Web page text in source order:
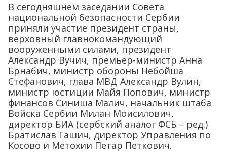
В сегодняшнем заседании Совета
национальной безопасности Сербии
приняли участие президент страны,
верховный главнокомандующий
вооруженными силами, президент
Александр Вучич, премьер-министр Анна
Брнабич, министр обороны Небойша
Стефанович, глава МВД Александр Вулин,
министр юстиции Майя Попович, министр
финансов Синиша Малич, начальник штаба
Войска Сербии Милан Моисилович,
директор БИА (сербский аналог ФСБ – ред.)
Братислав Гашич, директор Управления по
Косово и Метохии Петар Петкович.